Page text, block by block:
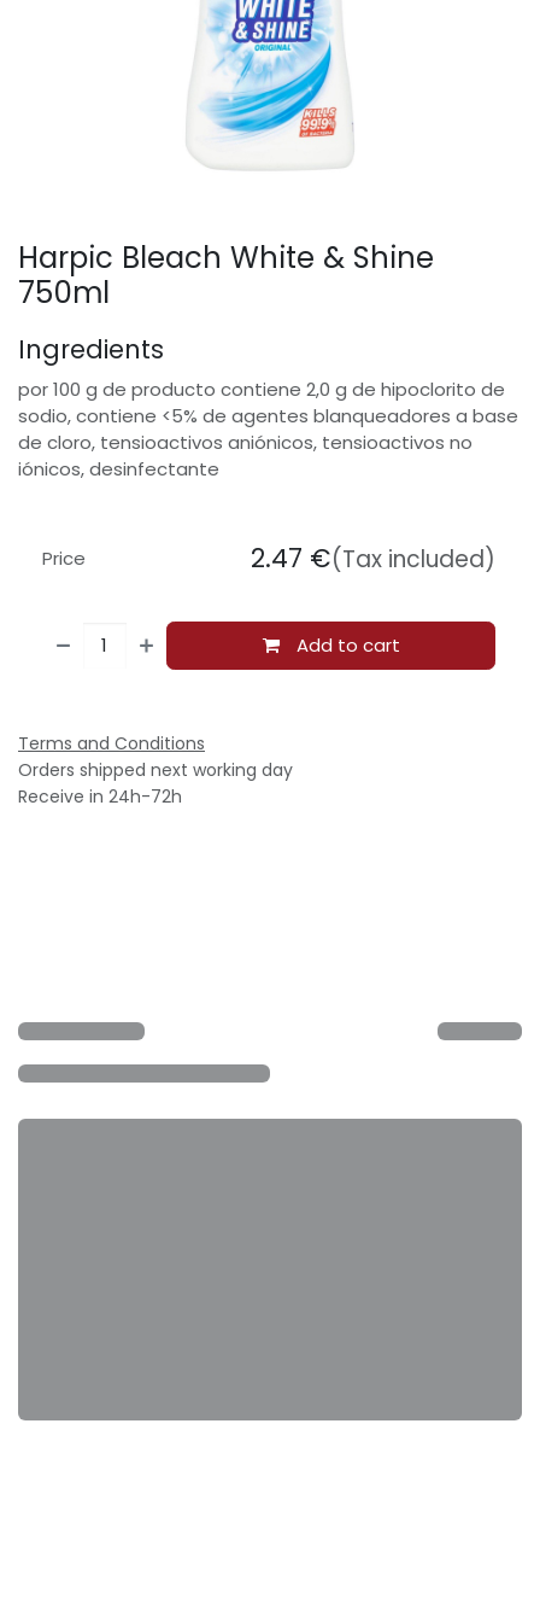
Harpic Bleach White & Shine
750ml
Ingredients
por 100 g de producto contiene 2,0 g de hipoclorito de
sodio, contiene <5% de agentes blanqueadores a base
de cloro, tensioactivos aniónicos, tensioactivos no
iónicos, desinfectante
Add to cart
Price 2.47 €(Tax included)
Terms and Conditions
Orders shipped next working day
Receive in 24h-72h